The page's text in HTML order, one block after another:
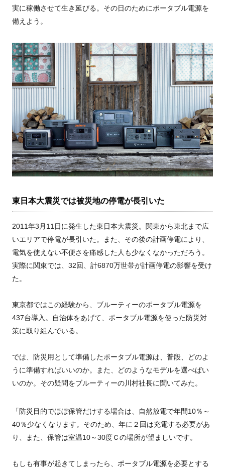
実に稼働させて生き延びる。その日のためにポータブル電源を
備えよう。
東日本大震災では被災地の停電が長引いた
2011年3月11日に発生した東日本大震災。関東から東北まで広
いエリアで停電が長引いた。また、その後の計画停電により、
電気を使えない不便さを痛感した人も少なくなかっただろう。
実際に関東では、32回、計6870万世帯が計画停電の影響を受け
た。
東京都ではこの経験から、ブルーティーのポータブル電源を
437台導入。自治体をあげて、ポータブル電源を使った防災対
策に取り組んでいる。
では、防災用として準備したポータブル電源は、普段、どのよ
うに準備すればいいのか。また、どのようなモデルを選べばい
いのか。その疑問をブルーティーの川村社長に聞いてみた。
「防災目的でほぼ保管だけする場合は、自然放電で年間10％～
40％少なくなります。そのため、年に２回は充電する必要があ
り、また、保管は室温10～30度Ｃの場所が望ましいです。
もしも有事が起きてしまったら、ポータブル電源を必要とする